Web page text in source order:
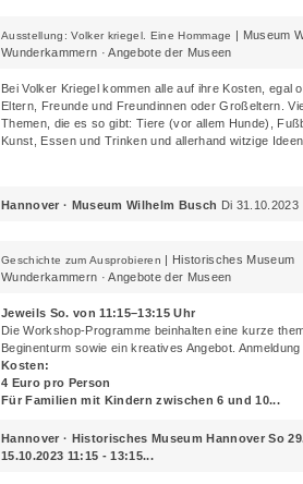
Ausstellung: Volker kriegel. Eine Hommage | Museum
Wunderkammern · Angebote der Museen
Bei Volker Kriegel kommen alle auf ihre Kosten, egal
Eltern, Freunde und Freundinnen oder Großeltern.
Themen, die es so gibt: Tiere (vor allem Hunde),
Kunst, Essen und Trinken und allerhand witzige Ideen
Hannover · Museum Wilhelm Busch Di 31.10.2023
Geschichte zum Ausprobieren | Historisches Museum
Wunderkammern · Angebote der Museen
Jeweils So. von 11:15–13:15 Uhr
Die Workshop-Programme beinhalten eine kurze
Beginenturm sowie ein kreatives Angebot.
Kosten:
4 Euro pro Person
Für Familien mit Kindern zwischen 6 und 10...
Hannover · Historisches Museum Hannover So
15.10.2023 11:15 - 13:15...